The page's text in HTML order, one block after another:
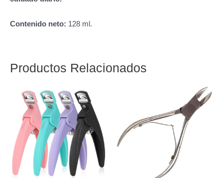
Contenido neto: 128 ml.
Productos Relacionados